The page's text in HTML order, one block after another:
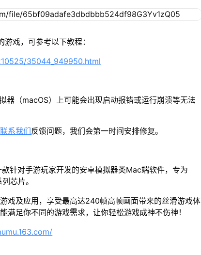
戏，可参考以下教程：
35044_949950.html
器（macOS）上可能会出现启动报错或运行崩溃等无法
联系我们反馈问题，我们会第一时间安排修复。
针对手游玩家开发的安卓模拟器类Mac端软件，专为
芯片。
戏及应用，享受最高达240帧高帧画面带来的丝滑游戏体
满足你不同的游戏需求，让你轻松游戏成神不伤神！